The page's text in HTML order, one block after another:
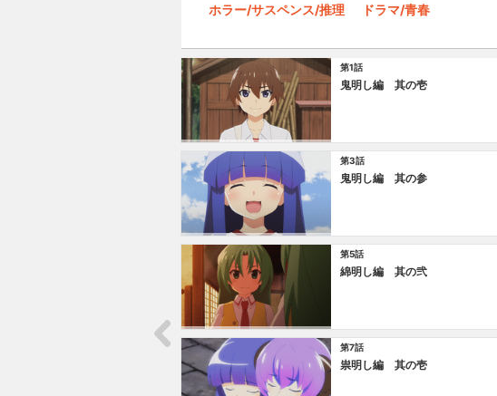
ホラー/サスペンス/推理 ドラマ/青春
第1話
鬼明し編 其の壱
第3話
鬼明し編 其の参
第5話
綿明し編 其の弐
第7話
祟明し編 其の壱